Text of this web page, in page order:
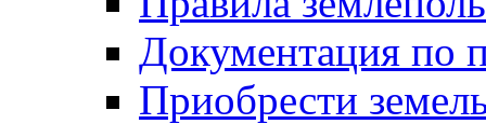
Документация по
Приобрести